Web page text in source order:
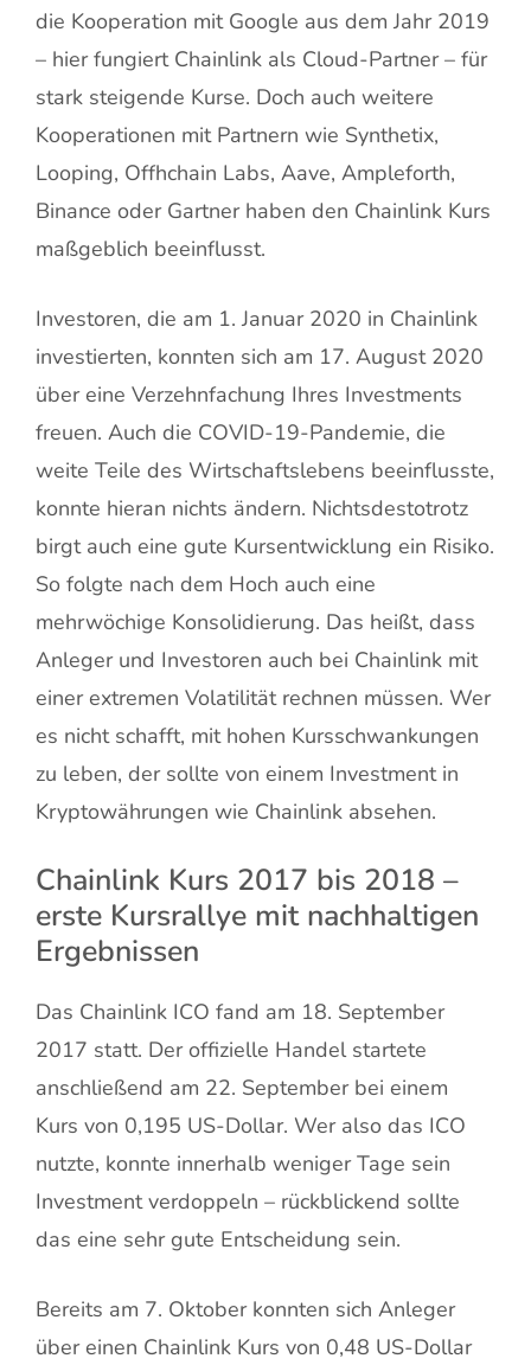
die Kooperation mit Google aus dem Jahr 2019
– hier fungiert Chainlink als Cloud-Partner – für
stark steigende Kurse. Doch auch weitere
Kooperationen mit Partnern wie Synthetix,
Looping, Offhchain Labs, Aave, Ampleforth,
Binance oder Gartner haben den Chainlink Kurs
maßgeblich beeinflusst.
Investoren, die am 1. Januar 2020 in Chainlink
investierten, konnten sich am 17. August 2020
über eine Verzehnfachung Ihres Investments
freuen. Auch die COVID-19-Pandemie, die
weite Teile des Wirtschaftslebens beeinflusste,
konnte hieran nichts ändern. Nichtsdestotrotz
birgt auch eine gute Kursentwicklung ein Risiko.
So folgte nach dem Hoch auch eine
mehrwöchige Konsolidierung. Das heißt, dass
Anleger und Investoren auch bei Chainlink mit
einer extremen Volatilität rechnen müssen. Wer
es nicht schafft, mit hohen Kursschwankungen
zu leben, der sollte von einem Investment in
Kryptowährungen wie Chainlink absehen.
Chainlink Kurs 2017 bis 2018 –
erste Kursrallye mit nachhaltigen
Ergebnissen
Das Chainlink ICO fand am 18. September
2017 statt. Der offizielle Handel startete
anschließend am 22. September bei einem
Kurs von 0,195 US-Dollar. Wer also das ICO
nutzte, konnte innerhalb weniger Tage sein
Investment verdoppeln – rückblickend sollte
das eine sehr gute Entscheidung sein.
Bereits am 7. Oktober konnten sich Anleger
über einen Chainlink Kurs von 0,48 US-Dollar